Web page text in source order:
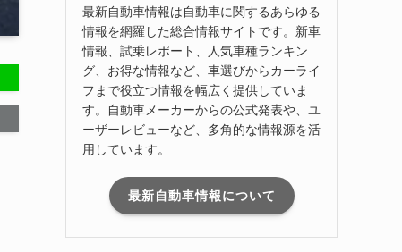
最新自動車情報は自動車に関するあらゆる
情報を網羅した総合情報サイトです。新車
情報、試乗レポート、人気車種ランキン
グ、お得な情報など、車選びからカーライ
フまで役立つ情報を幅広く提供していま
す。自動車メーカーからの公式発表や、ユ
ーザーレビューなど、多角的な情報源を活
用しています。
最新自動車情報について